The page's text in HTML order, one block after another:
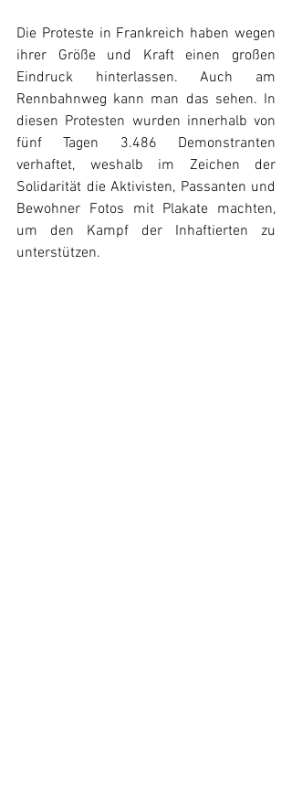
Die Proteste in Frankreich haben wegen
ihrer Größe und Kraft einen großen
Eindruck hinterlassen. Auch am
Rennbahnweg kann man das sehen. In
diesen Protesten wurden innerhalb von
fünf Tagen 3.486 Demonstranten
verhaftet, weshalb im Zeichen der
Solidarität die Aktivisten, Passanten und
Bewohner Fotos mit Plakate machten,
um den Kampf der Inhaftierten zu
unterstützen.